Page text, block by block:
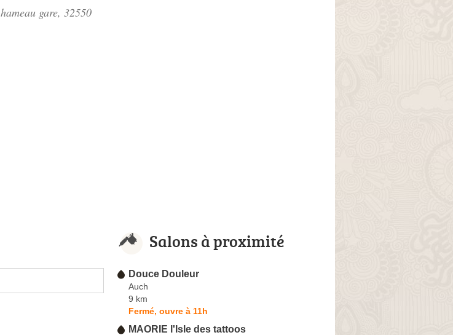
hameau gare, 32550
Salons à proximité
Douce Douleur
Auch
9 km
Fermé, ouvre à 11h
MAORIE l'Isle des tattoos